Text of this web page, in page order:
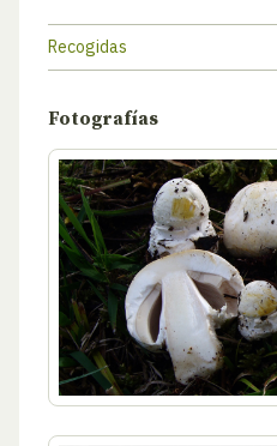
Recogidas
Fotografías